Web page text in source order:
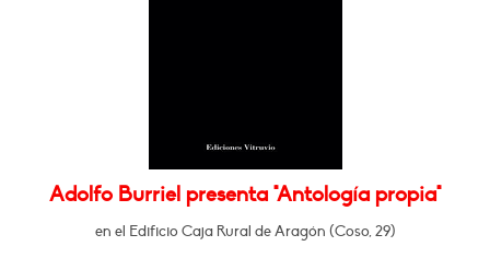
Adolfo Burriel presenta "Antología propia"
en el Edificio Caja Rural de Aragón (Coso, 29)